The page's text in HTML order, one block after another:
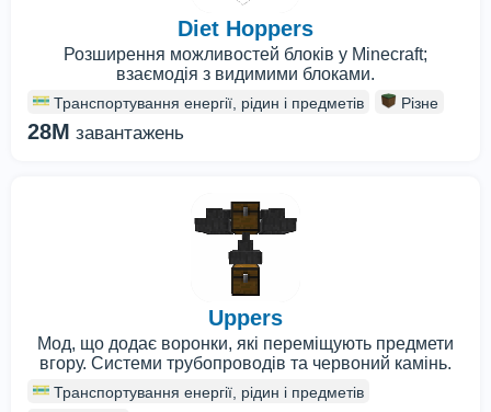
Diet Hoppers
Розширення можливостей блоків у Minecraft;
взаємодія з видимими блоками.
Транспортування енергії, рідин і предметів Різне
28M завантажень
Uppers
Мод, що додає воронки, які переміщують предмети
вгору. Системи трубопроводів та червоний камінь.
Транспортування енергії, рідин і предметів